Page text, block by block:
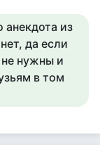
анекдота из
да если
нужны и
в том